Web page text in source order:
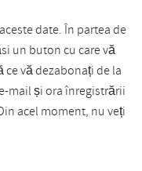
date. În partea de
un buton cu care vă
vă dezabonați de la
mail și ora înregistrării
acel moment, nu veți